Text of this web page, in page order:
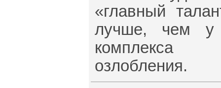
«главный
лучше, чем у
комплекса
озлобления.